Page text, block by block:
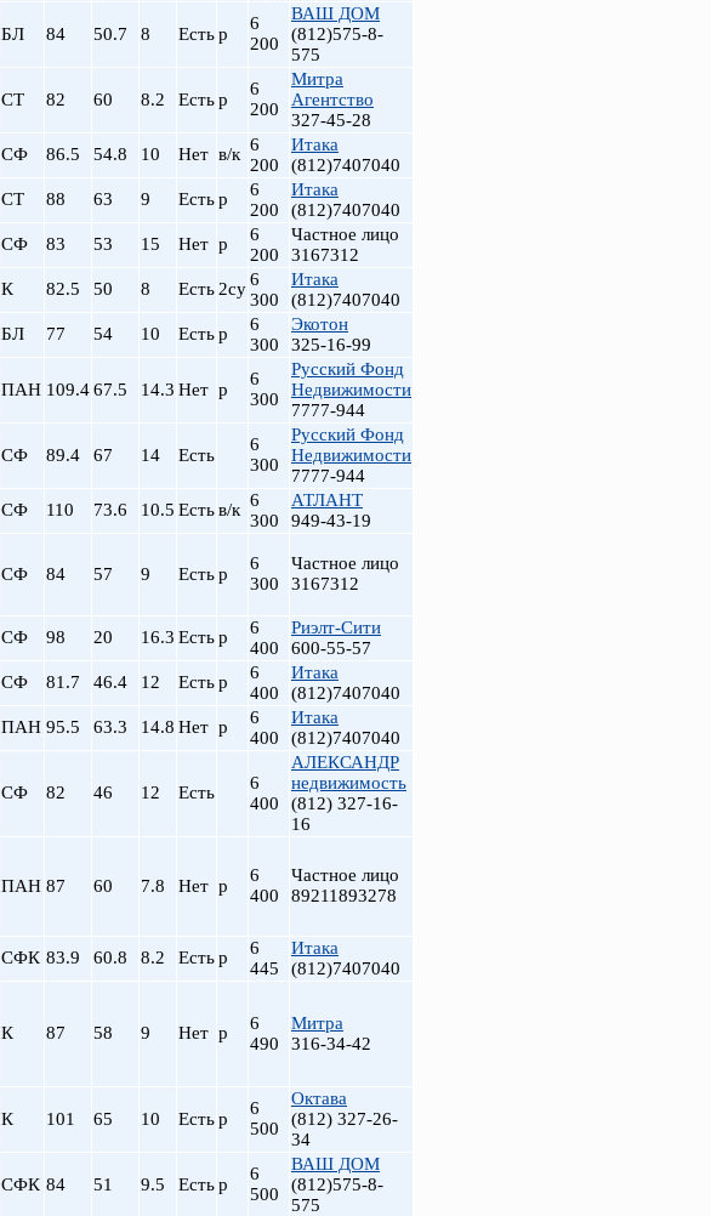
Политехническая
пр. Ветеранов
Приморская
Пушкинская
Сенная пл.
Старая Деревня
Удельная
Фрунзенская
Чернышевская
Электросила
БЛ 84 50.7 8 Естьр
6
200
ВАШ ДОМ
(812)575-8-
575
СТ 82 60 8.2 Естьр
6
200
Митра
Агентство
327-45-28
СФ 86.5 54.8 10 Нет в/к 6
200
Итака
(812)7407040
СТ 88 63 9 Естьр
6
200
Итака
(812)7407040
СФ 83 53 15 Нет р
6
200
Частное лицо
3167312
К 82.5 50 8 Есть 2су6
300
Итака
(812)7407040
БЛ 77 54 10 Естьр
6
300
Экотон
325-16-99
ПАН 109.467.5 14.3 Нет р
6
300
Русский Фонд
Недвижимости
7777-944
СФ 89.4 67 14 Есть
6
300
Русский Фонд
Недвижимости
7777-944
СФ 110 73.6 10.5 Естьв/к 6
300
АТЛАНТ
949-43-19
СФ 84 57 9 Естьр
6
300
Частное лицо
3167312
СФ 98 20 16.3 Естьр
6
400
Риэлт-Сити
600-55-57
СФ 81.7 46.4 12 Естьр
6
400
Итака
(812)7407040
ПАН 95.5 63.3 14.8 Нет р
6
400
Итака
(812)7407040
СФ 82 46 12 Есть
6
400
АЛЕКСАНДР
недвижимость
(812) 327-16-
16
ПАН 87 60 7.8 Нет р
6
400
Частное лицо
89211893278
СФК 83.9 60.8 8.2 Естьр
6
445
Итака
(812)7407040
К 87 58 9 Нет р
6
490
Митра
316-34-42
К 101 65 10 Естьр
6
500
Октава
(812) 327-26-
34
СФК 84 51 9.5 Естьр
6
500
ВАШ ДОМ
(812)575-8-
575